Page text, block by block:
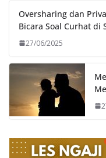
Oversharing dan
Bicara Soal Curhat di
27/06/2025